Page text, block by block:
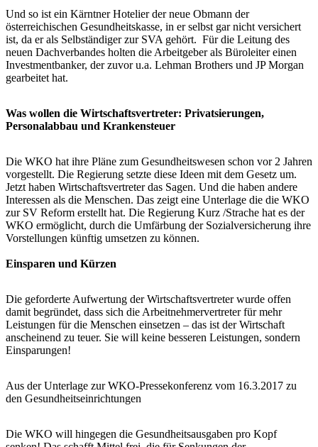
Und so ist ein Kärntner Hotelier der neue Obmann der
österreichischen Gesundheitskasse, in er selbst gar nicht versichert
ist, da er als Selbständiger zur SVA gehört. Für die Leitung des
neuen Dachverbandes holten die Arbeitgeber als Büroleiter einen
Investmentbanker, der zuvor u.a. Lehman Brothers und JP Morgan
gearbeitet hat.
Was wollen die Wirtschaftsvertreter: Privatsierungen,
Personalabbau und Krankensteuer
Die WKO hat ihre Pläne zum Gesundheitswesen schon vor 2 Jahren
vorgestellt. Die Regierung setzte diese Ideen mit dem Gesetz um.
Jetzt haben Wirtschaftsvertreter das Sagen. Und die haben andere
Interessen als die Menschen. Das zeigt eine Unterlage die die WKO
zur SV Reform erstellt hat. Die Regierung Kurz /Strache hat es der
WKO ermöglicht, durch die Umfärbung der Sozialversicherung ihre
Vorstellungen künftig umsetzen zu können.
Einsparen und Kürzen
Die geforderte Aufwertung der Wirtschaftsvertreter wurde offen
damit begründet, dass sich die Arbeitnehmervertreter für mehr
Leistungen für die Menschen einsetzen – das ist der Wirtschaft
anscheinend zu teuer. Sie will keine besseren Leistungen, sondern
Einsparungen!
Aus der Unterlage zur WKO-Pressekonferenz vom 16.3.2017 zu
den Gesundheitseinrichtungen
Die WKO will hingegen die Gesundheitsausgaben pro Kopf